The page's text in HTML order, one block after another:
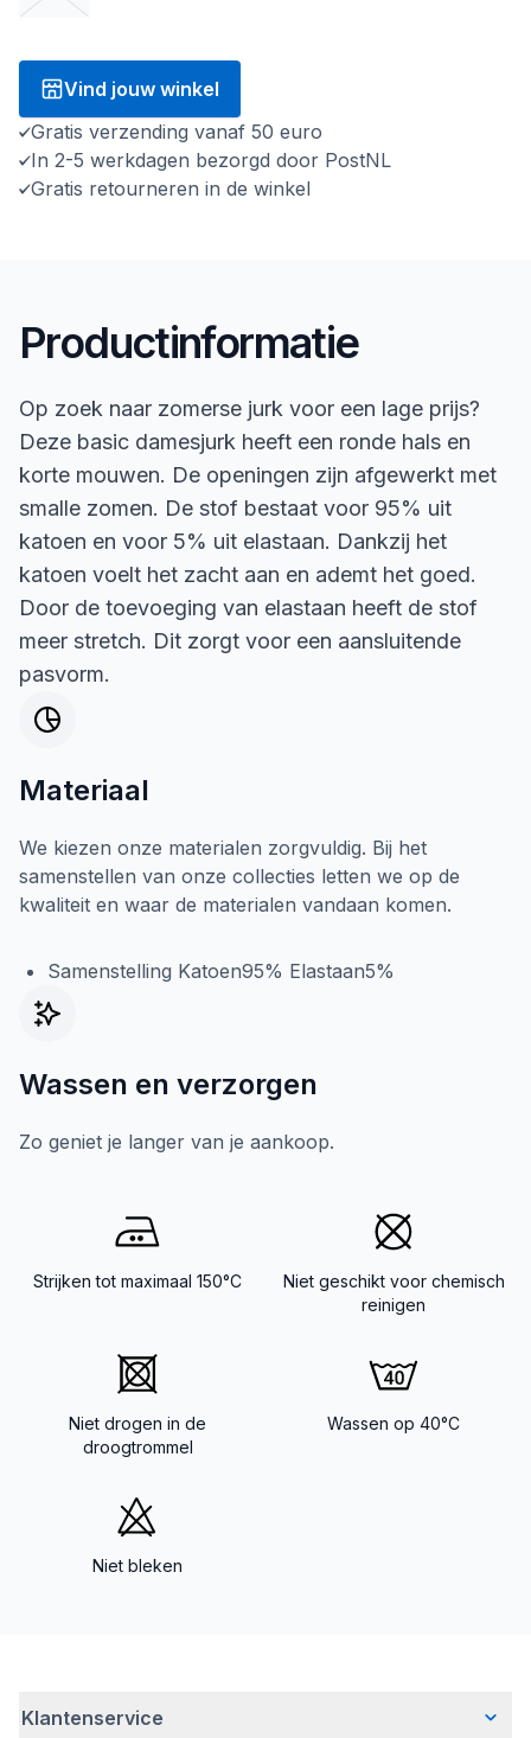
Vind jouw winkel
Gratis verzending vanaf 50 euro
In 2-5 werkdagen bezorgd door PostNL
Gratis retourneren in de winkel
Productinformatie
Op zoek naar zomerse jurk voor een lage prijs?
Deze basic damesjurk heeft een ronde hals en
korte mouwen. De openingen zijn afgewerkt met
smalle zomen. De stof bestaat voor 95% uit
katoen en voor 5% uit elastaan. Dankzij het
katoen voelt het zacht aan en ademt het goed.
Door de toevoeging van elastaan heeft de stof
meer stretch. Dit zorgt voor een aansluitende
pasvorm.
Materiaal
We kiezen onze materialen zorgvuldig. Bij het
samenstellen van onze collecties letten we op de
kwaliteit en waar de materialen vandaan komen.
Samenstelling Katoen95% Elastaan5%
Wassen en verzorgen
Zo geniet je langer van je aankoop.
Strijken tot maximaal 150°C
Niet geschikt voor chemisch
reinigen
Niet drogen in de
droogtrommel
Wassen op 40°C
Niet bleken
Klantenservice